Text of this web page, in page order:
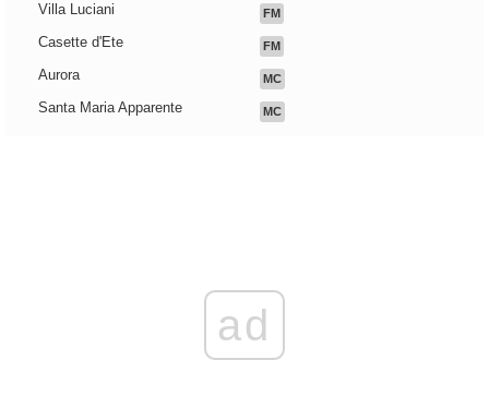
Villa Luciani FM
Casette d'Ete FM
Aurora MC
Santa Maria Apparente MC
ad